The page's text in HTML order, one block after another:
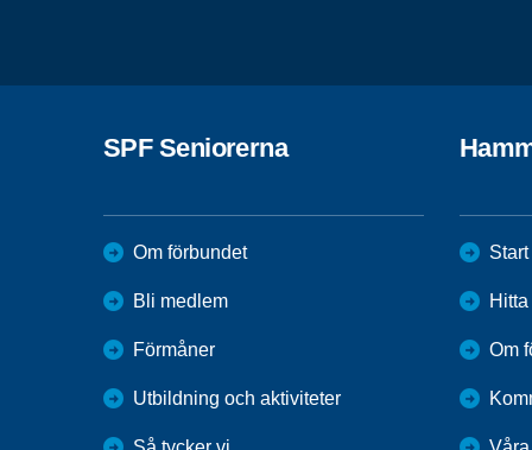
SPF Seniorerna
Om förbundet
Bli medlem
Förmåner
Utbildning och aktiviteter
Start
Om